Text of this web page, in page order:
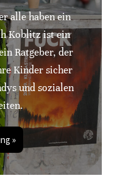
alle haben ein
Koblitz ist ein
Ratgeber, der
Kinder sicher
und sozialen
»